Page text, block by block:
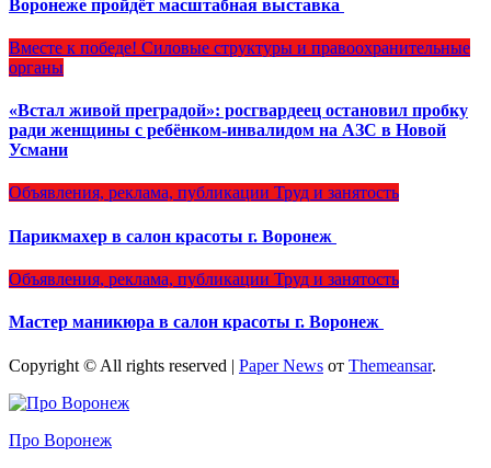
Воронеже пройдёт масштабная выставка
Вместе к победе! Силовые структуры и правоохранительные
органы
«Встал живой преградой»: росгвардеец остановил пробку
ради женщины с ребёнком-инвалидом на АЗС в Новой
Усмани
Объявления, реклама, публикации Труд и занятость
Парикмахер в салон красоты г. Воронеж
Объявления, реклама, публикации Труд и занятость
Мастер маникюра в салон красоты г. Воронеж
Copyright © All rights reserved | Paper News от Themeansar.
Про Воронеж